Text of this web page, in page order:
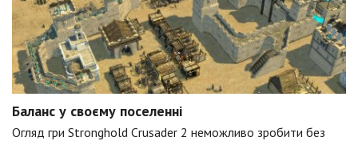
Баланс у своєму поселенні
Огляд гри Stronghold Crusader 2 неможливо зробити без